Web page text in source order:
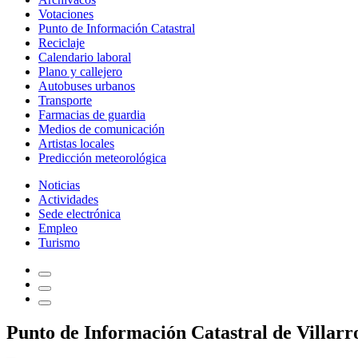
Votaciones
Punto de Información Catastral
Reciclaje
Calendario laboral
Plano y callejero
Autobuses urbanos
Transporte
Farmacias de guardia
Medios de comunicación
Artistas locales
Predicción meteorológica
Noticias
Actividades
Sede electrónica
Empleo
Turismo
Punto de Información Catastral de